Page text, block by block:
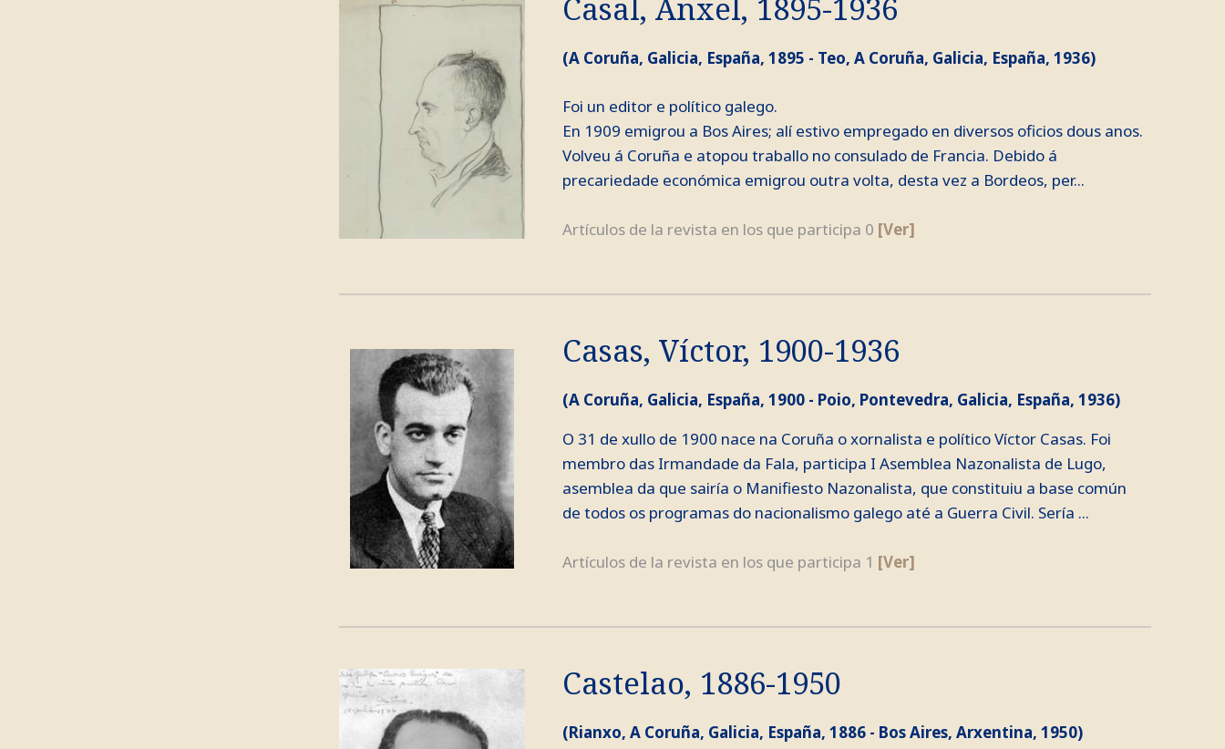
Casal, Ánxel, 1895-1936
(A Coruña, Galicia, España, 1895 - Teo, A Coruña, Galicia, España, 1936)
Foi un editor e político galego.
En 1909 emigrou a Bos Aires; alí estivo empregado en diversos oficios dous anos.
Volveu á Coruña e atopou traballo no consulado de Francia. Debido á
precariedade económica emigrou outra volta, desta vez a Bordeos, per...
Artículos de la revista en los que participa 0 [Ver]
Casas, Víctor, 1900-1936
(A Coruña, Galicia, España, 1900 - Poio, Pontevedra, Galicia, España, 1936)
O 31 de xullo de 1900 nace na Coruña o xornalista e político Víctor Casas. Foi
membro das Irmandade da Fala, participa I Asemblea Nazonalista de Lugo,
asemblea da que sairía o Manifiesto Nazonalista, que constituiu a base común
de todos os programas do nacionalismo galego até a Guerra Civil. Sería ...
Artículos de la revista en los que participa 1 [Ver]
Castelao, 1886-1950
(Rianxo, A Coruña, Galicia, España, 1886 - Bos Aires, Arxentina, 1950)